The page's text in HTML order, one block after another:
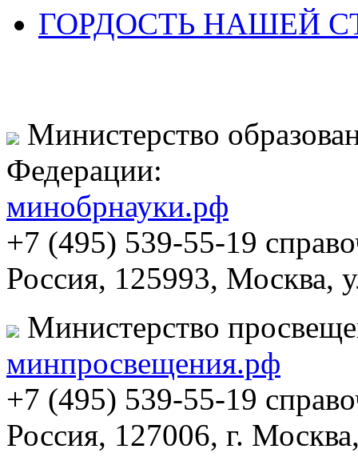
ГОРДОСТЬ НАШЕЙ
Министерство
Федерации:
минобрнауки.рф
+7 (495) 539-55-19
Россия, 125993, Москва,
Министерство
минпросвещения.рф
+7 (495) 539-55-19
Россия, 127006, г.